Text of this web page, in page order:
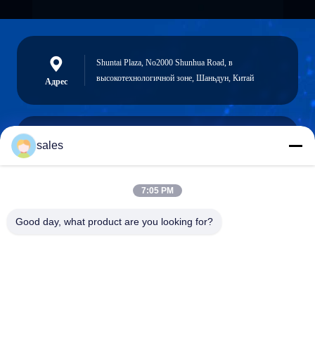
Адрес
Shuntai Plaza, No2000 Shunhua Road, в
высокотехнологичной зоне, Шаньдун, Китай
sales
7:05 PM
Good day, what product are you looking for?